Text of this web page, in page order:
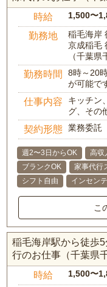
時給 1,500〜
勤務地
稲毛海岸
京成稲毛
（千葉県
勤務時間
8時～20
が可能で
仕事内容
キッチン
グ、その
契約形態 業務委託
週2〜3日からOK 高収
ブランクOK
家事代行
シフト自由
インセン
こ
稲毛海岸駅から徒歩
行のお仕事（千葉県
時給 1,500〜